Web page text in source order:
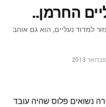
החרמן..
למדוד נעליים, הוא גם אוהב
נשואים פלוס שהיה עובד